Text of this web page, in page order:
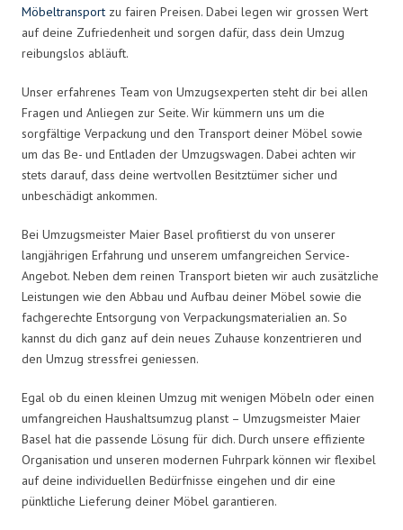
Möbeltransport zu fairen Preisen. Dabei legen wir grossen Wert
auf deine Zufriedenheit und sorgen dafür, dass dein Umzug
reibungslos abläuft.
Unser erfahrenes Team von Umzugsexperten steht dir bei allen
Fragen und Anliegen zur Seite. Wir kümmern uns um die
sorgfältige Verpackung und den Transport deiner Möbel sowie
um das Be- und Entladen der Umzugswagen. Dabei achten wir
stets darauf, dass deine wertvollen Besitztümer sicher und
unbeschädigt ankommen.
Bei Umzugsmeister Maier Basel profitierst du von unserer
langjährigen Erfahrung und unserem umfangreichen Service-
Angebot. Neben dem reinen Transport bieten wir auch zusätzliche
Leistungen wie den Abbau und Aufbau deiner Möbel sowie die
fachgerechte Entsorgung von Verpackungsmaterialien an. So
kannst du dich ganz auf dein neues Zuhause konzentrieren und
den Umzug stressfrei geniessen.
Egal ob du einen kleinen Umzug mit wenigen Möbeln oder einen
umfangreichen Haushaltsumzug planst – Umzugsmeister Maier
Basel hat die passende Lösung für dich. Durch unsere effiziente
Organisation und unseren modernen Fuhrpark können wir flexibel
auf deine individuellen Bedürfnisse eingehen und dir eine
pünktliche Lieferung deiner Möbel garantieren.